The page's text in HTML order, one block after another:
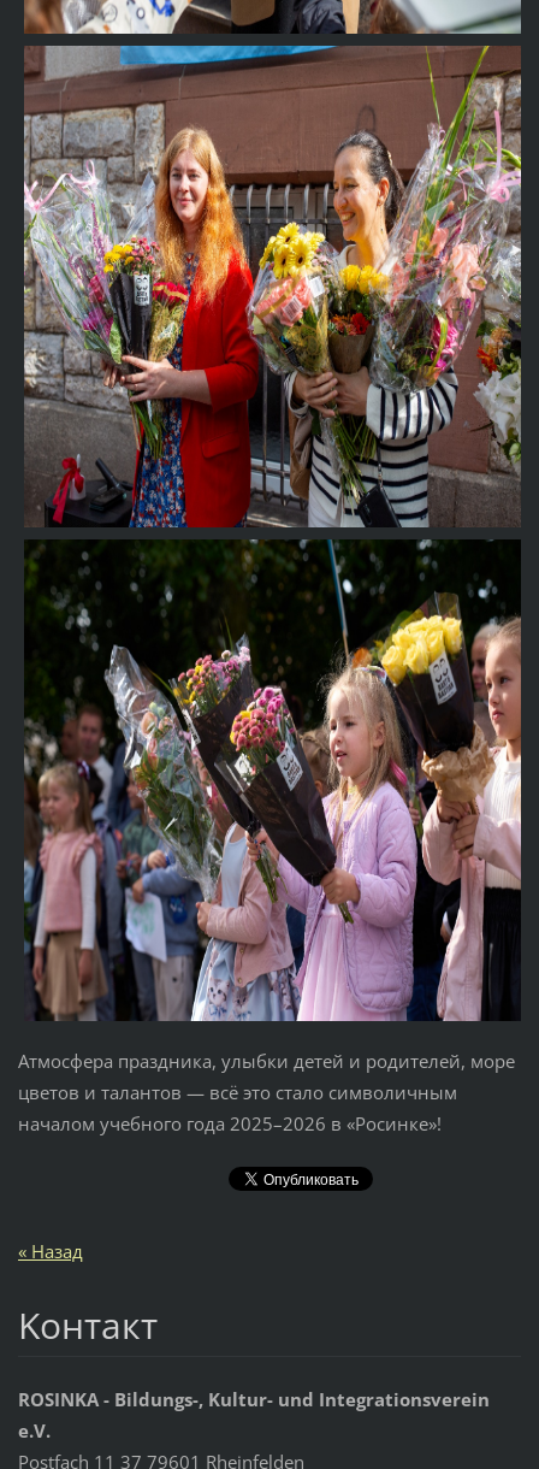
Атмосфера праздника, улыбки детей и родителей, море
цветов и талантов — всё это стало символичным
началом учебного года 2025–2026 в «Росинке»!
« Назад
Koнтакт
ROSINKA - Bildungs-, Kultur- und Integrationsverein
e.V.
Postfach 11 37 79601 Rheinfelden